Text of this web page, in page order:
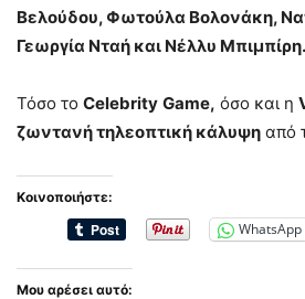
Βελούδου, Φωτούλα Βολονάκη,
Γεωργία Νταή και Νέλλυ Μπιμπίρη.
Τόσο το Celebrity Game, όσο και η
ζωντανή τηλεοπτική κάλυψη από
Κοινοποιήστε:
WhatsApp
Μου αρέσει αυτό: